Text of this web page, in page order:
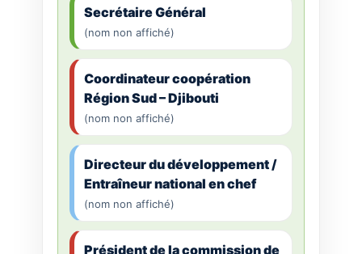
Secrétaire Général
(nom non affiché)
Coordinateur coopération
Région Sud – Djibouti
(nom non affiché)
Directeur du développement /
Entraîneur national en chef
(nom non affiché)
Président de la commission de